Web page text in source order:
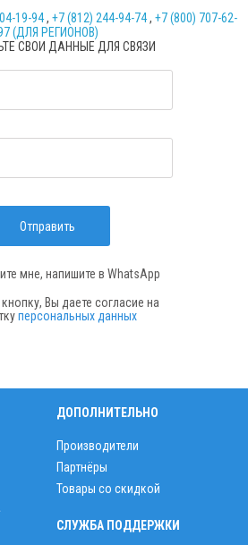
19-94, +7 (812) 244-94-74, +7 (800) 707-62-
(ДЛЯ РЕГИОНОВ)
СВОИ ДАННЫЕ ДЛЯ СВЯЗИ
Отправить
мне, напишите в WhatsApp
Вы даете согласие на
персональных данных
ДОПОЛНИТЕЛЬНО
Производители
Партнёры
Товары со скидкой
СЛУЖБА ПОДДЕРЖКИ